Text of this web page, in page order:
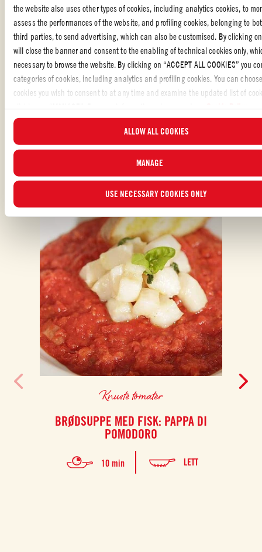
the website also uses other types of cookies, including analytics cookies, to
assess the performances of the website, and profiling cookies, belonging to
third parties, to send advertising, which can also be customised. By clicking on
will close the banner and consent to the enabling of technical cookies only,
necessary to browse the website. By clicking on “ACCEPT ALL COOKIES” you
categories of cookies, including analytics and profiling cookies. You can
cookies you wish to consent to at any time and examine the updated list of
ALLOW ALL COOKIES
MANAGE
USE NECESSARY COOKIES ONLY
Likte du oppskriften?
VURDER OG DEL MED VENNENE DINE
OGSÅ LAGET MED: KNUSTE TOMATER
Knuste tomater
BRØDSUPPE MED FISK: PAPPA DI
POMODORO
10 min LETT